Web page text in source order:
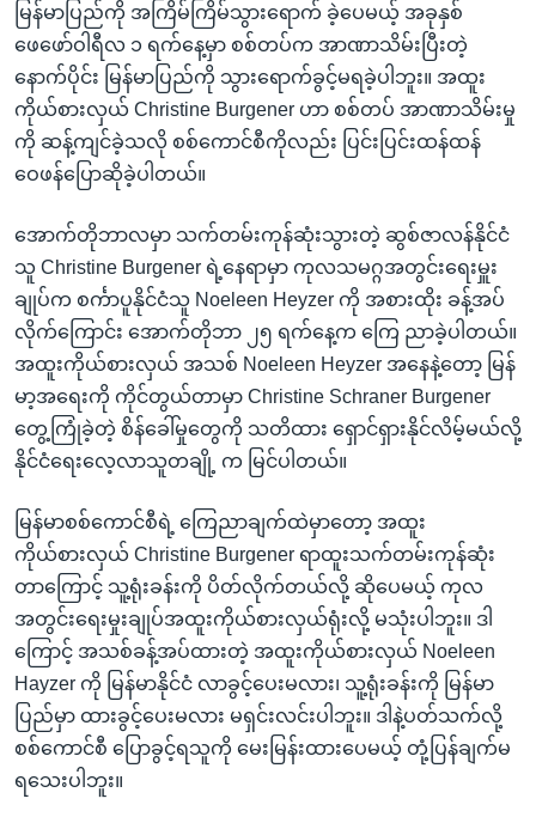
မြန်မာပြည်ကို အကြိမ်ကြိမ်သွားရောက် ခဲ့ပေမယ့် အခုနှစ်
ဖေဖော်ဝါရီလ ၁ ရက်နေ့မှာ စစ်တပ်က အာဏာသိမ်းပြီးတဲ့
နောက်ပိုင်း မြန်မာပြည်ကို သွားရောက်ခွင့်မရခဲ့ပါဘူး။ အထူး
ကိုယ်စားလှယ် Christine Burgener ဟာ စစ်တပ် အာဏာသိမ်းမှု
ကို ဆန့်ကျင်ခဲ့သလို စစ်ကောင်စီကိုလည်း ပြင်းပြင်းထန်ထန်
ဝေဖန်ပြောဆိုခဲ့ပါတယ်။
အောက်တိုဘာလမှာ သက်တမ်းကုန်ဆုံးသွားတဲ့ ဆွစ်ဇာလန်နိုင်ငံ
သူ Christine Burgener ရဲ့နေရာမှာ ကုလသမဂ္ဂအတွင်းရေးမှူး
ချုပ်က စင်္ကာပူနိုင်ငံသူ Noeleen Heyzer ကို အစားထိုး ခန့်အပ်
လိုက်ကြောင်း အောက်တိုဘာ ၂၅ ရက်နေ့က ကြေ ညာခဲ့ပါတယ်။
အထူးကိုယ်စားလှယ် အသစ် Noeleen Heyzer အနေနဲ့တော့ မြန်
မာ့အရေးကို ကိုင်တွယ်တာမှာ Christine Schraner Burgener
တွေ့ကြုံခဲ့တဲ့ စိန်ခေါ်မှုတွေကို သတိထား ရှောင်ရှားနိုင်လိမ့်မယ်လို့
နိုင်ငံရေးလေ့လာသူတချို့ က မြင်ပါတယ်။
မြန်မာစစ်ကောင်စီရဲ့ ကြေညာချက်ထဲမှာတော့ အထူး
ကိုယ်စားလှယ် Christine Burgener ရာထူးသက်တမ်းကုန်ဆုံး
တာကြောင့် သူ့ရုံးခန်းကို ပိတ်လိုက်တယ်လို့ ဆိုပေမယ့် ကုလ
အတွင်းရေးမှုးချုပ်အထူးကိုယ်စားလှယ်ရုံးလို့ မသုံးပါဘူး။ ဒါ
ကြောင့် အသစ်ခန့်အပ်ထားတဲ့ အထူးကိုယ်စားလှယ် Noeleen
Hayzer ကို မြန်မာနိုင်ငံ လာခွင့်ပေးမလား၊ သူ့ရုံးခန်းကို မြန်မာ
ပြည်မှာ ထားခွင့်ပေးမလား မရှင်းလင်းပါဘူး။ ဒါနဲ့ပတ်သက်လို့
စစ်ကောင်စီ ပြောခွင့်ရသူကို မေးမြန်းထားပေမယ့် တုံ့ပြန်ချက်မ
ရသေးပါဘူး။